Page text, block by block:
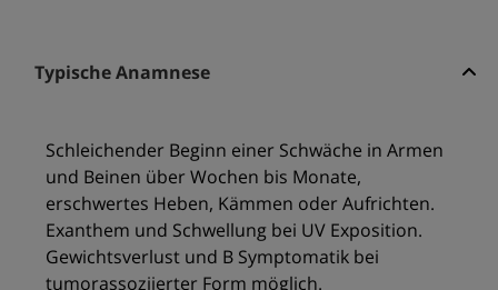
Typische Anamnese
Schleichender Beginn einer Schwäche in Armen
und Beinen über Wochen bis Monate,
erschwertes Heben, Kämmen oder Aufrichten.
Exanthem und Schwellung bei UV Exposition.
Gewichtsverlust und B Symptomatik bei
tumorassoziierter Form möglich.